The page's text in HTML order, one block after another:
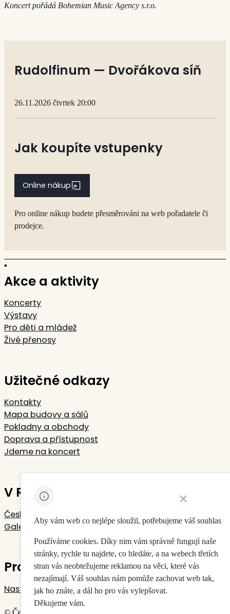
Koncert pořádá Bohemian Music Agency s.r.o.
Rudolfinum — Dvořákova síň
26.11.2026 čtvrtek 20:00
Jak koupíte vstupenky
Online nákup
Pro online nákup budete přesměrováni na web pořadatele či
prodejce.
Akce a aktivity
Koncerty
Výstavy
Pro děti a mládež
Živé přenosy
Užitečné odkazy
Kontakty
Mapa budovy a sálů
Pokladny a obchody
Doprava a přístupnost
Jdeme na koncert
V Rudolfinu sídlí
Česká filharmonie
Galerie Rudolfinum
Pro vaše soukromí
Nastavení cookies
Aby vám web co nejlépe sloužil, potřebujeme váš souhlas
Používáme cookies. Díky nim vám správně fungují naše
stránky, rychle tu najdete, co hledáte, a na webech třetích
stran vás neobtežujeme reklamou na věci, které vás
nezajímají. Váš souhlas nám pomůže zachovat web tak,
jak ho znáte, a dál ho pro vás vylepšovat.
Děkujeme vám.
Zavřít oznámení